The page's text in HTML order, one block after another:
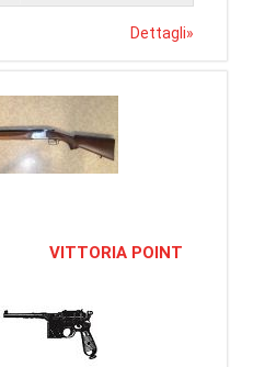
Dettagli»
VITTORIA POINT